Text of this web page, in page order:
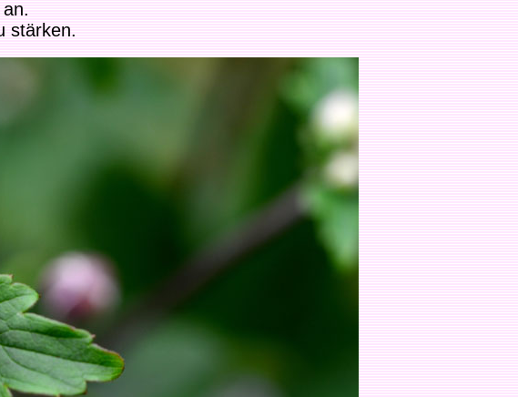
an.
stärken.